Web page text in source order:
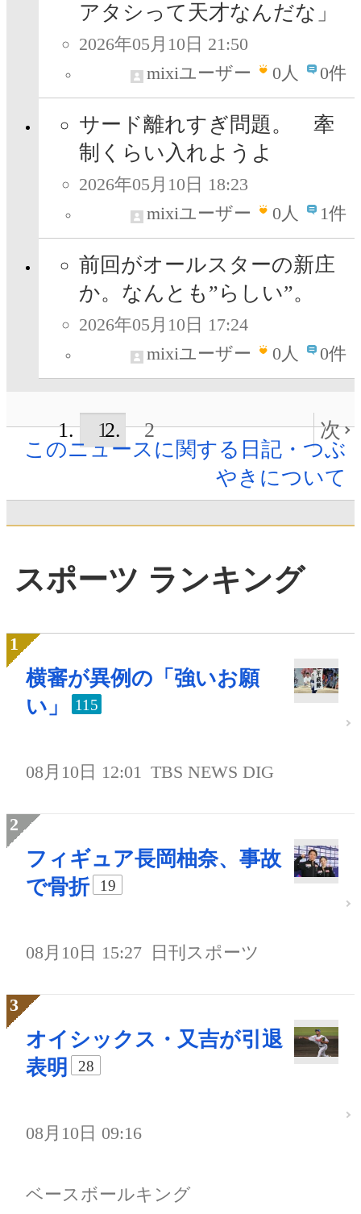
アタシって天才なんだな」
2026年05月10日 21:50
mixiユーザー
0人 0件
サード離れすぎ問題。 牽
制くらい入れようよ
2026年05月10日 18:23
mixiユーザー
0人 1件
前回がオールスターの新庄
か。なんとも”らしい”。
2026年05月10日 17:24
mixiユーザー
0人 0件
1 2
次
このニュースに関する日記・つぶ
やきについて
スポーツ ランキング
横審が異例の「強いお願
い」
115
08月10日 12:01 TBS NEWS DIG
フィギュア長岡柚奈、事故
で骨折
19
08月10日 15:27 日刊スポーツ
オイシックス・又吉が引退
表明
28
08月10日 09:16
ベースボールキング